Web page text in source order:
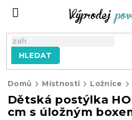
HLEDAT
Domů Místnosti Ložnice
Dětská postýlka
cm s úložným